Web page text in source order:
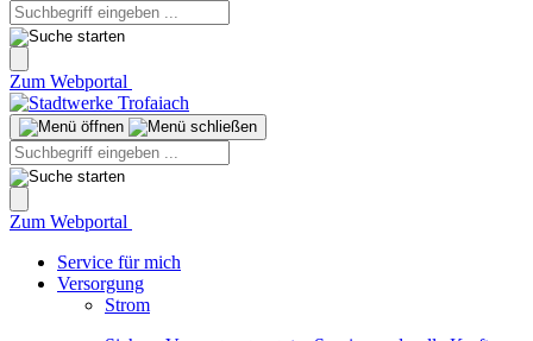
Zum Webportal
Zum Webportal
Service für mich
Versorgung
Strom